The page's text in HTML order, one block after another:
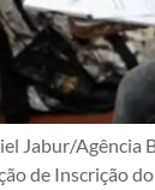
Jabur/Agência
de Inscrição